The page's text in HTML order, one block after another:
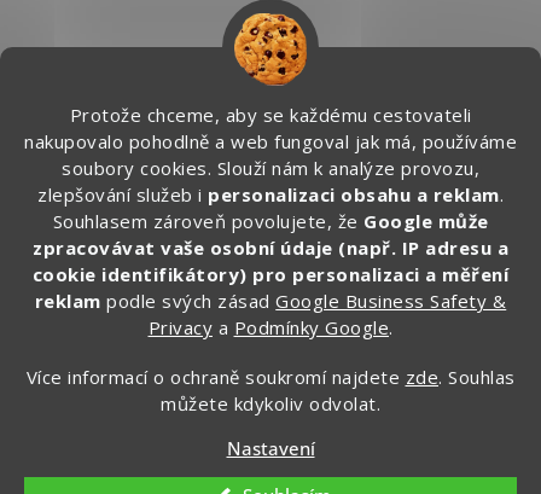
Protože chceme, aby se každému cestovateli
nakupovalo pohodlně a web fungoval jak má, používáme
soubory cookies. Slouží nám k analýze provozu,
zlepšování služeb i personalizaci obsahu a reklam.
Souhlasem zároveň povolujete, že Google může
zpracovávat vaše osobní údaje (např. IP adresu a
cookie identifikátory) pro personalizaci a měření
reklam podle svých zásadGoogle Business Safety &
Privacy a Podmínky Google.
Více informací o ochraně soukromí najdete zde. Souhlas
můžete kdykoliv odvolat.
Nastavení
info@zapakuj.cz
+420 734 266 587 (PO-PÁ, 9:00 – 17:00)
Zapakuj CZ/SK
zapakuj_czsk
@zapakuj_cz